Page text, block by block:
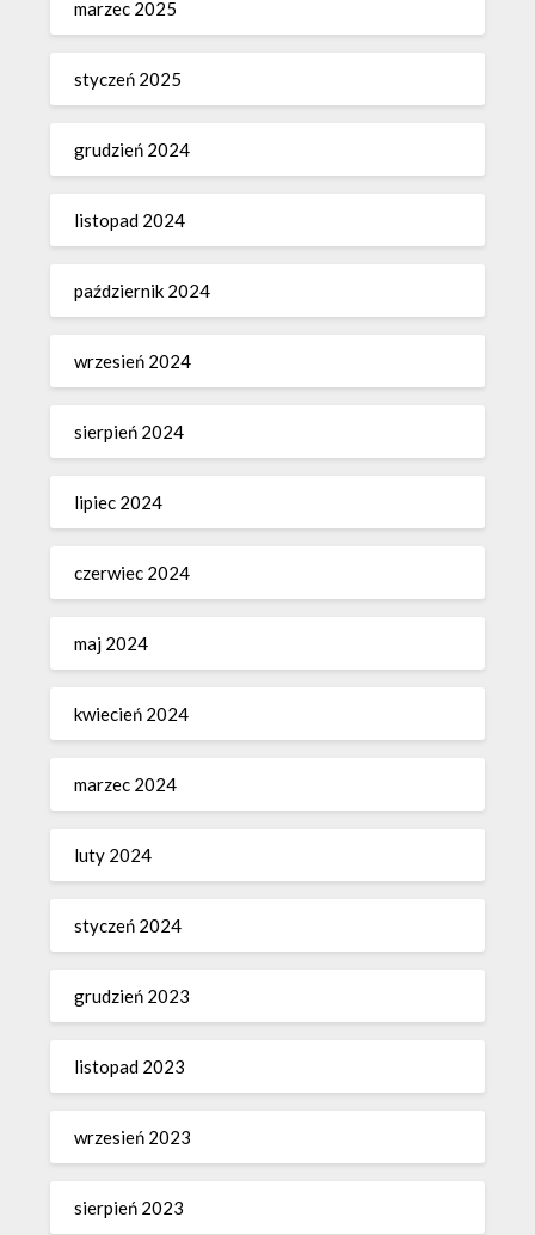
marzec 2025
styczeń 2025
grudzień 2024
listopad 2024
październik 2024
wrzesień 2024
sierpień 2024
lipiec 2024
czerwiec 2024
maj 2024
kwiecień 2024
marzec 2024
luty 2024
styczeń 2024
grudzień 2023
listopad 2023
wrzesień 2023
sierpień 2023